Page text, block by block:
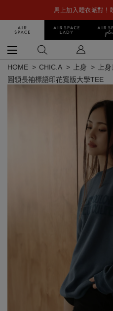
馬上加入睡衣派對！
HOME CHIC.A 上身 上
圓領長袖標語印花寬版大學TEE